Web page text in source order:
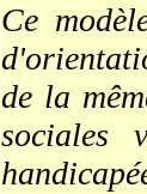
Ce
de la
sociales